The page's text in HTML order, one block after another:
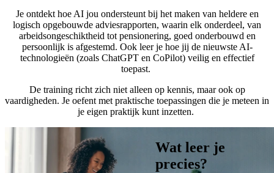
Je ontdekt hoe AI jou ondersteunt bij het maken van heldere en
logisch opgebouwde adviesrapporten, waarin elk onderdeel, van
arbeidsongeschiktheid tot pensionering, goed onderbouwd en
persoonlijk is afgestemd. Ook leer je hoe jij de nieuwste AI-
technologieën (zoals ChatGPT en CoPilot) veilig en effectief
toepast.
De training richt zich niet alleen op kennis, maar ook op
vaardigheden. Je oefent met praktische toepassingen die je meteen in
je eigen praktijk kunt inzetten.
Wat leer je
precies?